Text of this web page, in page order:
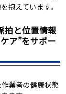
抱えています。
拍と位置情報
ア”をサポー
業者の健康状態